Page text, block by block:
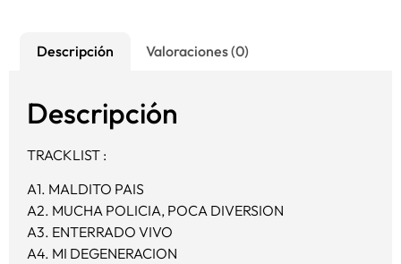
Descripción Valoraciones (0)
Descripción
TRACKLIST :
A1. MALDITO PAIS
A2. MUCHA POLICIA, POCA DIVERSION
A3. ENTERRADO VIVO
A4. MI DEGENERACION